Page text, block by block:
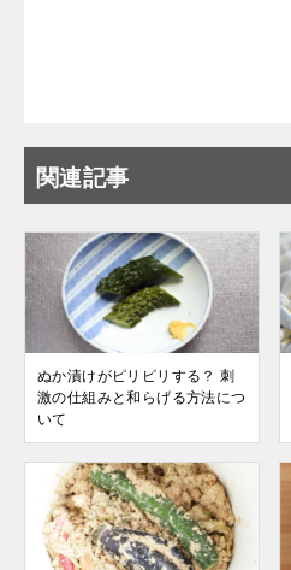
関連記事
ぬか漬けがピリピリする？ 刺
激の仕組みと和らげる方法につ
いて